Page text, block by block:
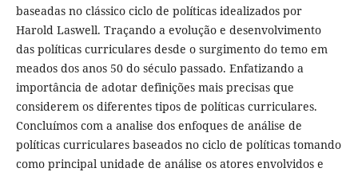
baseadas no clássico ciclo de políticas idealizados por
Harold Laswell. Traçando a evolução e desenvolvimento
das políticas curriculares desde o surgimento do temo em
meados dos anos 50 do século passado. Enfatizando a
importância de adotar definições mais precisas que
considerem os diferentes tipos de políticas curriculares.
Concluímos com a analise dos enfoques de análise de
políticas curriculares baseados no ciclo de políticas tomando
como principal unidade de análise os atores envolvidos e